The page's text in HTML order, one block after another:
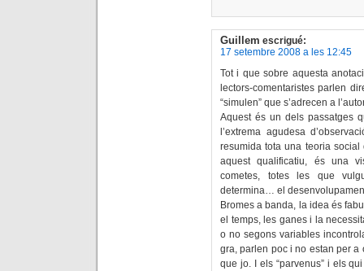
Guillem escrigué:
17 setembre 2008 a les 12:45
Tot i que sobre aquesta
lectors-comentaristes parlen
“simulen” que s’adrecen a
Aquest és un dels passatges
l’extrema agudesa
resumida tota una teoria
aquest qualificatiu, és una
cometes, totes les que
determina… el
Bromes a banda, la idea és
el temps, les ganes i la
o no segons variables
gra, parlen poc i no estan per
que jo. I els “parvenus” i els